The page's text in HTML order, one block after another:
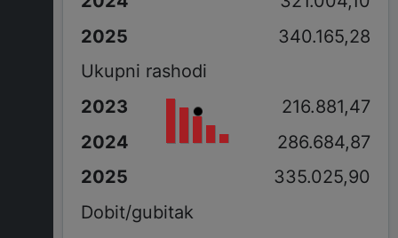
340.165,28
Ukupni rashodi
216.881,47
286.684,87
335.025,90
Dobit/gubitak